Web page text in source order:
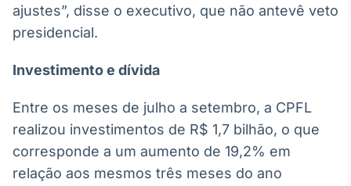
ajustes”, disse o executivo, que não antevê veto
presidencial.
Investimento e dívida
Entre os meses de julho a setembro, a CPFL
realizou investimentos de R$ 1,7 bilhão, o que
corresponde a um aumento de 19,2% em
relação aos mesmos três meses do ano